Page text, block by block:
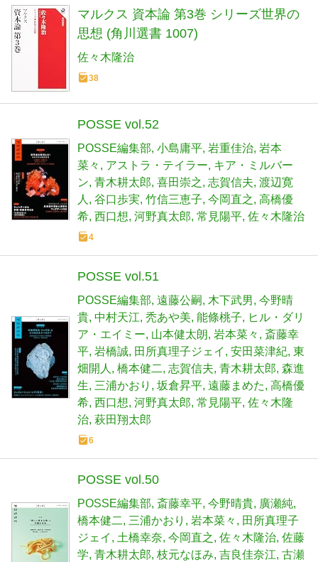
マルクス 資本論 第3巻 シリーズ世界の
思想 (角川選書 1007)
佐々木隆治
38
POSSE vol.52
POSSE編集部 小島庸平 岩重佳治 岩本
菜々
アストラ・テイラー キア・ミルバー
ン 青木耕太郎 喜田崇之 志賀信夫 渡辺寛
人
谷口歩実 竹信三恵子 今岡直之 高橋優
希 西口想 河野真太郎 常見陽平 佐々木隆治
4
POSSE vol.51
POSSE編集部 遠藤公嗣 木下武男 今野晴
貴 中村天江 秃あや美 能條桃子
ヒル・ダリ
ア・エイミー 山本健太朗 岩本菜々
斎藤幸
平 岩橋誠 田所真理子ジェイ 安田菜津紀 東
畑開人
橋本健二 志賀信夫 青木耕太郎 森進
生 三浦かおり 坂倉昇平 遠藤まめた 高橋優
希 西口想 河野真太郎 常見陽平 佐々木隆
治 萩田翔太郎
6
POSSE vol.50
POSSE編集部 斎藤幸平 今野晴貴 廣瀬純
橋本健二
三浦かおり 岩本菜々
田所真理子
ジェイ
土橋幸奈 今岡直之 佐々木隆治 佐藤
学 青木耕太郎 枝元なほみ 吉良佳奈江 古瀬